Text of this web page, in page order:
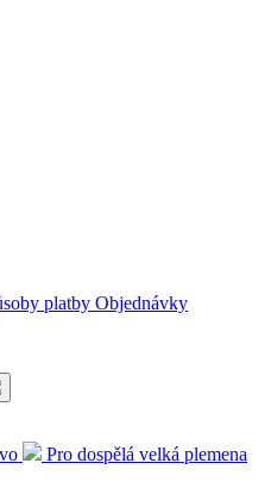
platby Objednávky
Pro dospělá velká plemena